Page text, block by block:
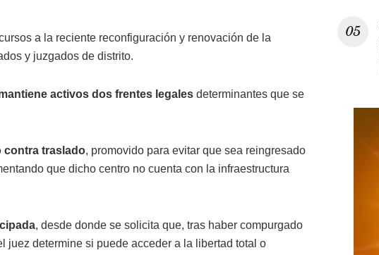
a la reciente reconfiguración y renovación de la
y juzgados de distrito.
activos dos frentes legales determinantes que se
contra traslado, promovido para evitar que sea reingresado
que dicho centro no cuenta con la infraestructura
, desde donde se solicita que, tras haber compurgado
juez determine si puede acceder a la libertad total o